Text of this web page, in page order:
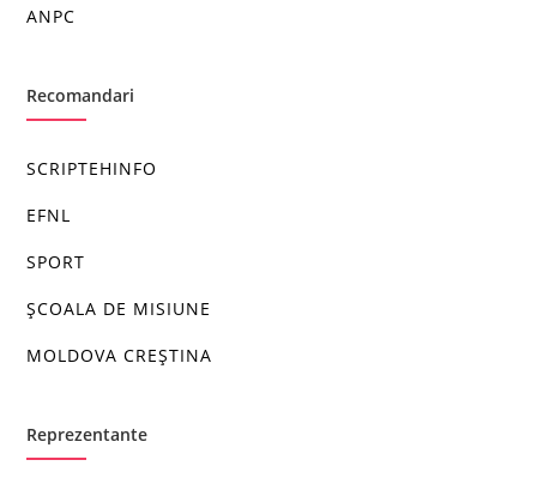
ANPC
Recomandari
SCRIPTEHINFO
EFNL
SPORT
ȘCOALA DE MISIUNE
MOLDOVA CREȘTINA
Reprezentante